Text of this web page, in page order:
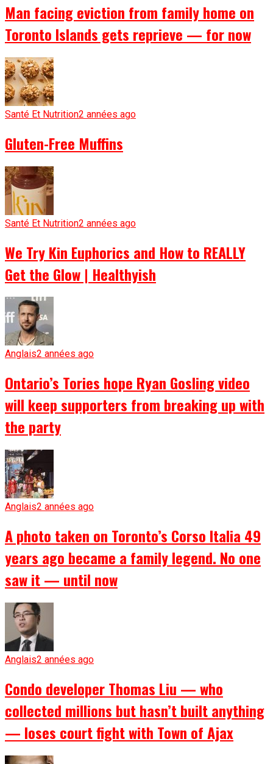
Man facing eviction from family home on
Toronto Islands gets reprieve — for now
Santé Et Nutrition2 années ago
Gluten-Free Muffins
Santé Et Nutrition2 années ago
We Try Kin Euphorics and How to REALLY
Get the Glow | Healthyish
Anglais2 années ago
Ontario’s Tories hope Ryan Gosling video
will keep supporters from breaking up with
the party
Anglais2 années ago
A photo taken on Toronto’s Corso Italia 49
years ago became a family legend. No one
saw it — until now
Anglais2 années ago
Condo developer Thomas Liu — who
collected millions but hasn’t built anything
— loses court fight with Town of Ajax